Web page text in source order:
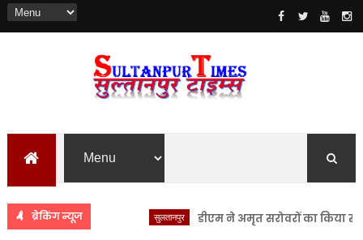
ब्रेकिंग न्यूज डीएम ने अमृत सरोवरों का किया स्थलीय